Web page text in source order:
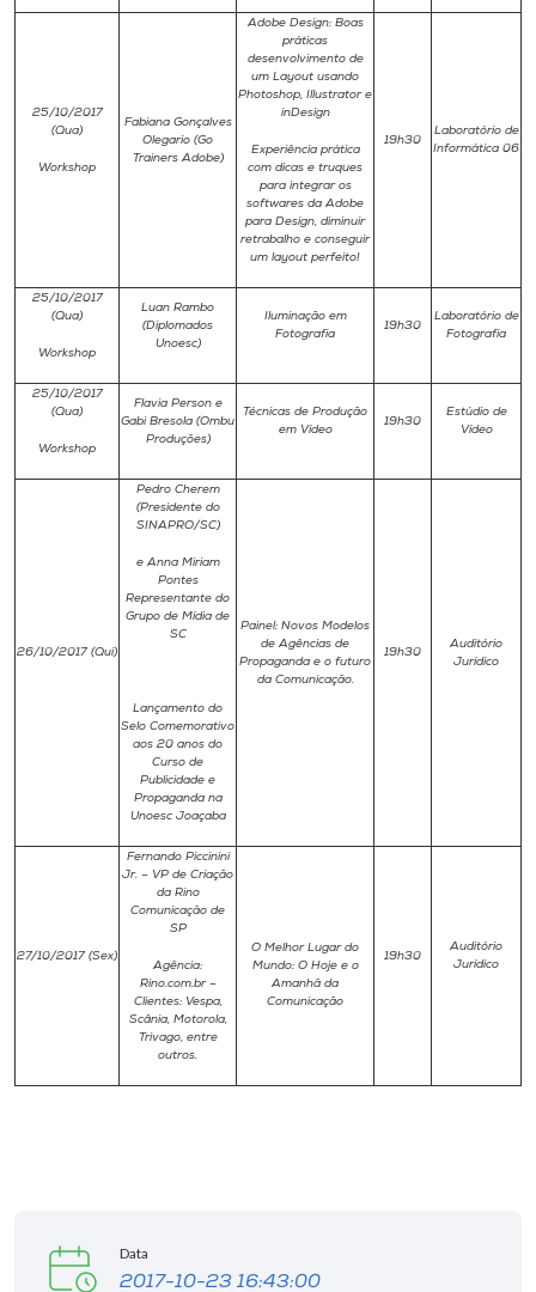
25/10/2017
(Qua)
Workshop
Fabiana Gonçalves
Olegario (Go
Trainers Adobe)
Adobe Design: Boas
práticas
desenvolvimento de
um Layout usando
Photoshop, Illustrator e
inDesign
Experiência prática
com dicas e truques
para integrar os
softwares da Adobe
para Design, diminuir
retrabalho e conseguir
um layout perfeito!
19h30
Laboratório de
Informática 06
25/10/2017
(Qua)
Workshop
Luan Rambo
(Diplomados
Unoesc)
Iluminação em
Fotografia
19h30
Laboratório de
Fotografia
25/10/2017
(Qua)
Workshop
Flavia Person e
Gabi Bresola (Ombu
Produções)
Técnicas de Produção
em Vídeo
19h30
Estúdio de
Vídeo
26/10/2017 (Qui)
Pedro Cherem
(Presidente do
SINAPRO/SC)
e Anna Miriam
Pontes
Representante do
Grupo de Mídia de
SC
Lançamento do
Selo Comemorativo
aos 20 anos do
Curso de
Publicidade e
Propaganda na
Unoesc Joaçaba
Painel: Novos Modelos
de Agências de
Propaganda e o futuro
da Comunicação.
19h30
Auditório
Jurídico
27/10/2017 (Sex)
Fernando Piccinini
Jr. – VP de Criação
da Rino
Comunicação de
SP
Agência:
Rino.com.br –
Clientes: Vespa,
Scânia, Motorola,
Trivago, entre
outros.
O Melhor Lugar do
Mundo: O Hoje e o
Amanhã da
Comunicação
19h30
Auditório
Jurídico
Data
2017-10-23 16:43:00